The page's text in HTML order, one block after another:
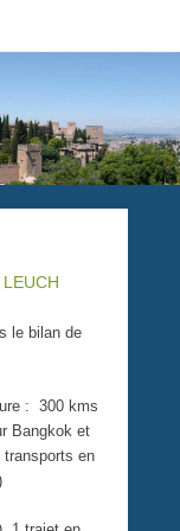
le bilan de
: 300 kms
Bangkok et
en